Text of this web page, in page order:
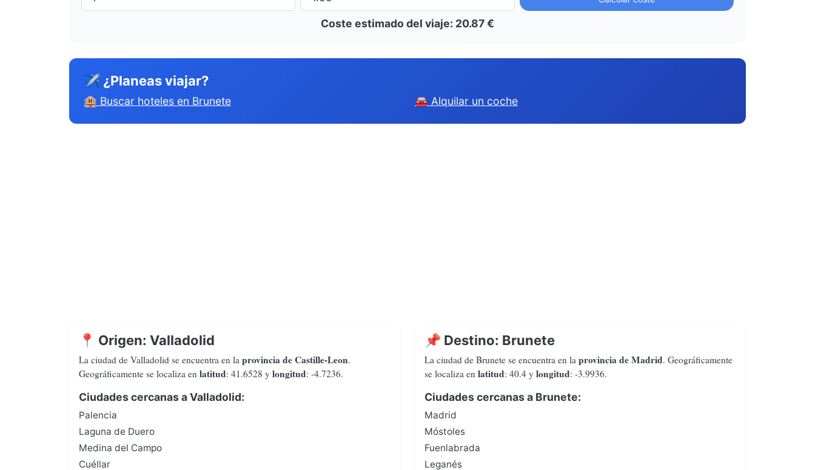
Coste estimado del viaje: 20.87€
✈ ¿Planeas viajar?
🏨 Buscar hoteles en Brunete 🚘 Alquilar un coche
📍 Origen: Valladolid
La ciudad de Valladolid se encuentra en la provincia de Castille-Leon.
Geográficamente se localiza en latitud: 41.6528 y longitud: -4.7236.
Ciudades cercanas a Valladolid:
Palencia
Laguna de Duero
Medina del Campo
Cuéllar
📌 Destino: Brunete
La ciudad de Brunete se encuentra en la provincia de Madrid. Geográficamente
se localiza en latitud: 40.4 y longitud: -3.9936.
Ciudades cercanas a Brunete:
Madrid
Móstoles
Fuenlabrada
Leganés